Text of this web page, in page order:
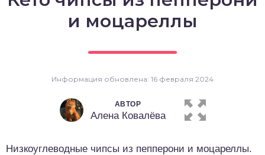
и моцареллы
Информация обновлена: 16 февраля 2024
АВТОР
Алена Ковалёва
Низкоуглеводные чипсы из пепперони и моцареллы.